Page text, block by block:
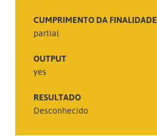
CUMPRIMENTO DA FINALIDADE
partial
OUTPUT
yes
RESULTADO
Desconhecido